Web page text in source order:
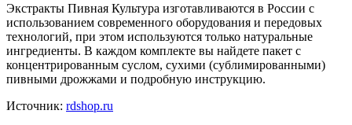
Экстракты Пивная Культура изготавливаются в России с
использованием современного оборудования и передовых
технологий, при этом используются только натуральные
ингредиенты. В каждом комплекте вы найдете пакет с
концентрированным суслом, сухими (сублимированными)
пивными дрожжами и подробную инструкцию.
Источник: rdshop.ru